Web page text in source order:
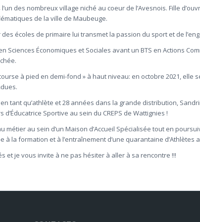
des nombreux village niché au coeur de l’Avesnois. Fille
de la ville de Maubeuge.
écoles de primaire lui transmet la passion du sport et de
Sciences Économiques et Sociales avant un BTS en Actions
à pied en demi-fond » à haut niveau: en octobre 2021,
tant qu’athlète et 28 années dans la grande distribution,
d’Éducatrice Sportive au sein du CREPS de Wattignies !
métier au sein d’un Maison d’Accueil Spécialisée tout en
à la formation et à l’entraînement d’une quarantaine
et je vous invite à ne pas hésiter à aller à sa rencontre !!!